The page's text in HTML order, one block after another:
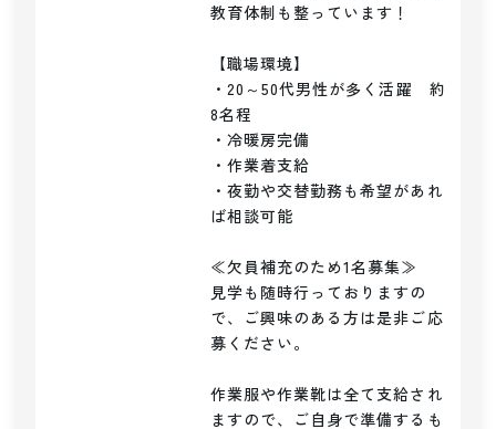
教育体制も整っています！
【職場環境】
・20～50代男性が多く活躍　約
8名程
・冷暖房完備
・作業着支給
・夜勤や交替勤務も希望があれ
ば相談可能
≪欠員補充のため1名募集≫
見学も随時行っておりますの
で、ご興味のある方は是非ご応
募ください。
作業服や作業靴は全て支給され
ますので、ご自身で準備するも